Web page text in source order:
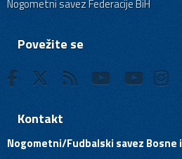
Nogometni savez Federacije BiH
Povežite se
Kontakt
Nogometni/Fudbalski savez Bosne